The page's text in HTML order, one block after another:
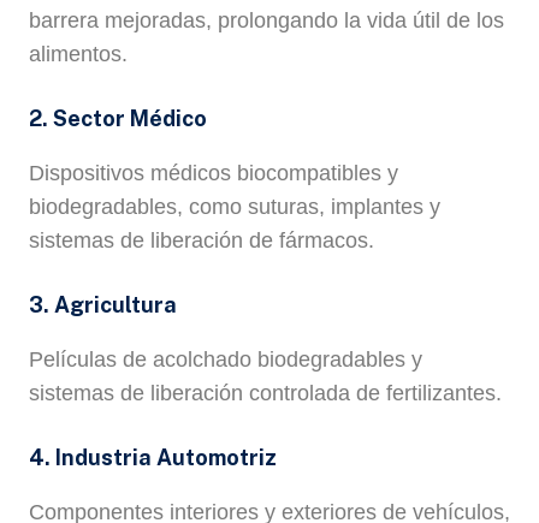
barrera mejoradas, prolongando la vida útil de los
alimentos.
2. Sector Médico
Dispositivos médicos biocompatibles y
biodegradables, como suturas, implantes y
sistemas de liberación de fármacos.
3. Agricultura
Películas de acolchado biodegradables y
sistemas de liberación controlada de fertilizantes.
4. Industria Automotriz
Componentes interiores y exteriores de vehículos,